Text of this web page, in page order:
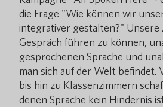
die Frage "Wie können wir
integrativer gestalten?" Unsere
Gespräch führen zu können,
gesprochenen Sprache und
man sich auf der Welt befindet.
bis hin zu Klassenzimmern
denen Sprache kein Hindernis